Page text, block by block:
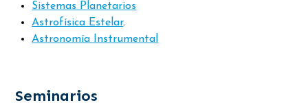
Sistemas Planetarios
Astrofísica Estelar.
Astronomía Instrumental
Seminarios